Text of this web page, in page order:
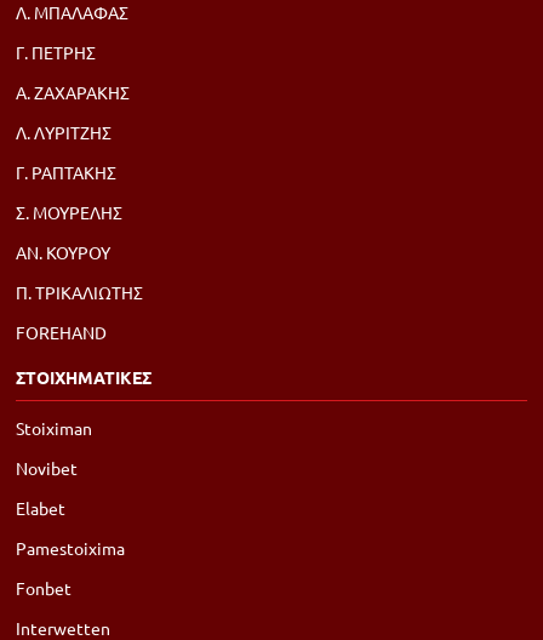
Λ. ΜΠΑΛΑΦΑΣ
Γ. ΠΕΤΡΗΣ
Α. ΖΑΧΑΡΑΚΗΣ
Λ. ΛΥΡΙΤΖΗΣ
Γ. ΡΑΠΤΑΚΗΣ
Σ. ΜΟΥΡΕΛΗΣ
ΑΝ. ΚΟΥΡΟΥ
Π. ΤΡΙΚΑΛΙΩΤΗΣ
FOREHAND
ΣΤΟΙΧΗΜΑΤΙΚΕΣ
Stoiximan
Novibet
Elabet
Pamestoixima
Fonbet
Interwetten